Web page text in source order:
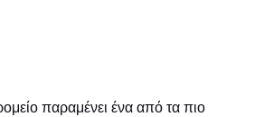
παραμένει ένα από τα πιο